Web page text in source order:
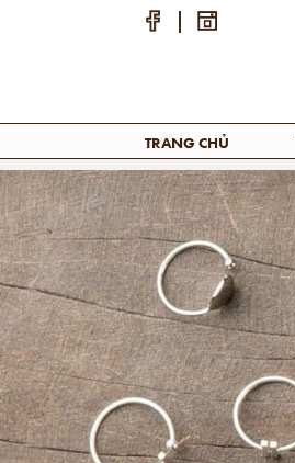
TRANG CHỦ